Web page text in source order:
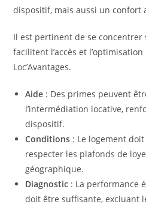
dispositif, mais aussi un confort
Il est pertinent de se concentrer
facilitent l’accès et
Loc’Avantages.
Aide : Des primes peuvent
l’intermédiation locative,
dispositif.
Conditions : Le logement
respecter les plafonds de
géographique.
Diagnostic : La performance
doit être suffisante, excluant